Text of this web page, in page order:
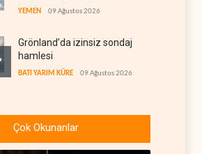
YEMEN 09 Ağustos 2026
Grönland’da izinsiz sondaj
hamlesi
BATI YARIM KÜRE 09 Ağustos 2026
rağmen direnişini
sürdürecek’
Çok Okunanlar